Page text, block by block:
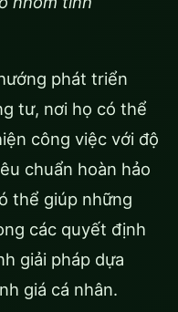
phát triển
tư, nơi họ có thể
công việc với độ
chuẩn hoàn hảo
thể giúp những
các quyết định
giải pháp dựa
giá cá nhân.